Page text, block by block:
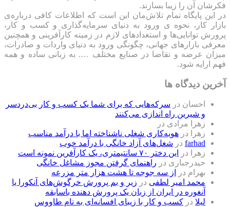
فکرشان آن را زیبا بسازند.
در این پایگاه تمام تلاش‌مان این است که ‌اطلاعات کافی درباره‌ی
بازار کار، نحوه ی ورود به دنیای سرمایه‌گذاری و کسب و کار،
پرورش توانایی‌ها و استعدادهای لازم در زمینه کارآفرینی و همچنین
معرفی بازارهای جهانی، چگونگی ورود به دنیای واردات و صادرات،
میزان عرضه و تقاضا در صنایع مختلف …. به زبانی ساده و همه
فهم ارایه شود.
آخرین دیدگاه ها
احسان در سرکه‌هایی که برای شما یک کسب و کار بی‌دردسر
و شیرین راه اندازی می‌کنند
زهرا مرادی در
زهرا
در هویه‌کاری شغلی ناشناخته اما با درآمد مناسب
farhad در شغل‌های آزاد خانگی با درآمد خوب
زهرا
در
این دختر ۷۰ سانتیمتری، یک کارآفرین نمونه است
حیدرجباری در راهنمای گرفتن مجوز مشاغل خانگی
بهرام در
از سه جوجه تا هشت هزار متر مزرعه
محمد امیر لطفی در زیر و بم پرورش خرگوش‌های آنکورا یا
آنغوره در ایران از زبان یک پرورش دهنده باسابقه
لیلا در کسب و کار با زیبای افسانه‌ای به نام طاووس